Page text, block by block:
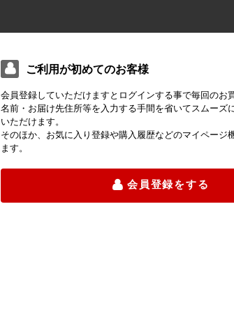
ご利用が初めてのお客様
会員登録していただけますとログインする事で毎回のお
名前・お届け先住所等を入力する手間を省いてスムーズ
いただけます。
そのほか、お気に入り登録や購入履歴などのマイページ
ます。
会員登録をする